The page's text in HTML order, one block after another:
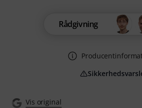
Vis original
Rådgivning